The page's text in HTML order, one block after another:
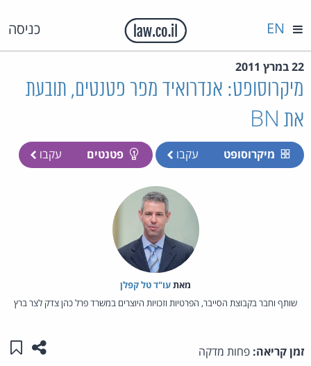
כניסה EN
22 במרץ 2011
מיקרוסופט: אנדרואיד מפר פטנטים, תובעת
את BN
מיקרוסופט עקבו פטנטים עקבו
מאת‏עו"ד טל קפלן
שותף וחבר בקבוצת הסייבר, הפרטיות וזכויות היוצרים במשרד פרל כהן צדק לצר ברץ
זמן קריאה: פחות מדקה שתפו